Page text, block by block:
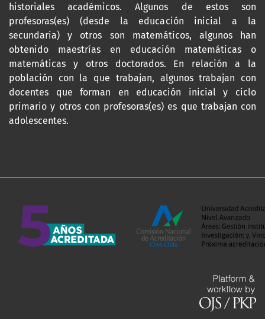
historiales académicos. Algunos de estos son
profesoras(es) (desde la educación inicial a la
secundaria) y otros son matemáticos, algunos han
obtenido maestrías en educación matemáticas o
matemáticas y otros doctorados. En relación a la
población con la que trabajan, algunos trabajan con
docentes que forman en educación inicial y ciclo
primario y otros con profesoras(es) es que trabajan con
adolescentes.